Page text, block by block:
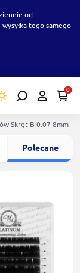
od
tego samego
0
Skręt B 0.07 8mm
Polecane